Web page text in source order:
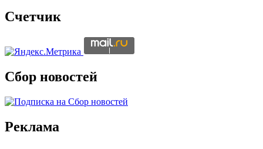
Счетчик
Сбор новостей
Реклама